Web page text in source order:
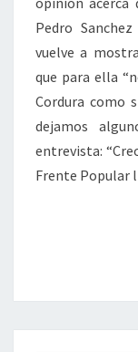
Pedro
vuelve a
que para ella
Cordura como
dejamos
entrevista:
Frente Popular